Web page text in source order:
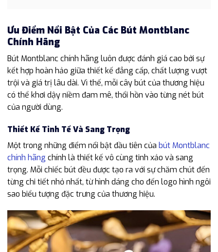
Ưu Điểm Nổi Bật Của Các Bút Montblanc
Chính Hãng
Bút Montblanc chính hãng luôn được đánh giá cao bởi sự
kết hợp hoàn hảo giữa thiết kế đẳng cấp, chất lượng vượt
trội và giá trị lâu dài. Vì thế, mỗi cây bút của thương hiệu
có thể khơi dậy niềm đam mê, thổi hồn vào từng nét bút
của người dùng.
Thiết Kế Tinh Tế Và Sang Trọng
Một trong những điểm nổi bật đầu tiên của bút Montblanc
chính hãng chính là thiết kế vô cùng tinh xảo và sang
trọng. Mỗi chiếc bút đều được tạo ra với sự chăm chút đến
từng chi tiết nhỏ nhất, từ hình dáng cho đến logo hình ngôi
sao biểu tượng đặc trưng của thương hiệu.